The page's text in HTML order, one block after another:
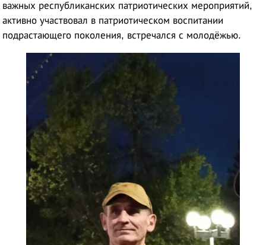
важных республиканских патриотических мероприятий,
активно участвовал в патриотическом воспитании
подрастающего поколения, встречался с молодёжью.